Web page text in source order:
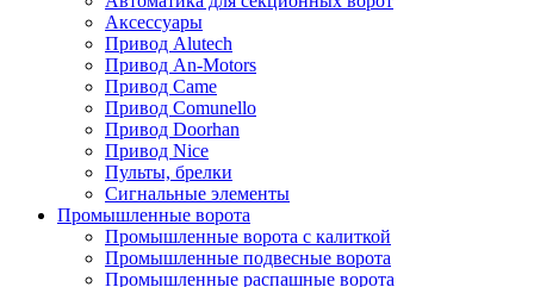
Аксессуары
Привод Alutech
Привод An-Motors
Привод Came
Привод Comunello
Привод Doorhan
Привод Nice
Пульты, брелки
Сигнальные элементы
Промышленные ворота
Промышленные ворота с калиткой
Промышленные подвесные ворота
Промышленные распашные ворота